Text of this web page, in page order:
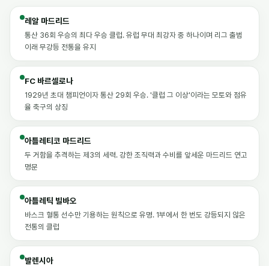
레알 마드리드
통산 36회 우승의 최다 우승 클럽. 유럽 무대 최강자 중 하나이며 리그 출범
이래 무강등 전통을 유지
FC 바르셀로나
1929년 초대 챔피언이자 통산 29회 우승. '클럽 그 이상'이라는 모토와 점유
율 축구의 상징
아틀레티코 마드리드
두 거함을 추격하는 제3의 세력. 강한 조직력과 수비를 앞세운 마드리드 연고
명문
아틀레틱 빌바오
바스크 혈통 선수만 기용하는 원칙으로 유명. 1부에서 한 번도 강등되지 않은
전통의 클럽
발렌시아